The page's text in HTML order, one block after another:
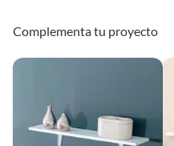
Complementa tu proyecto